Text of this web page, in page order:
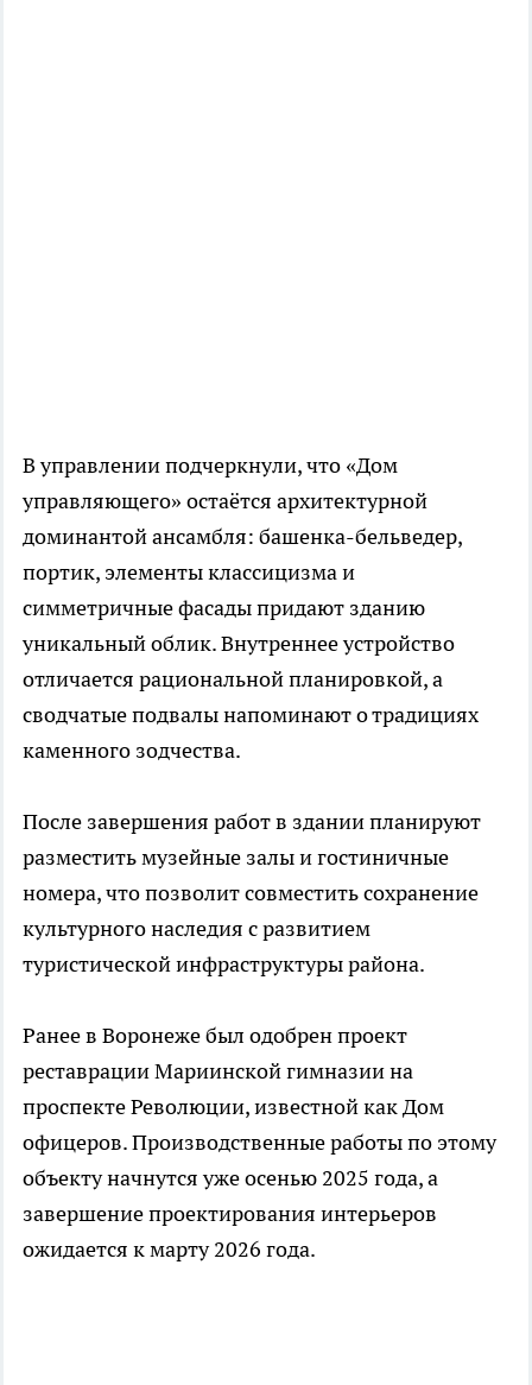
В управлении подчеркнули, что «Дом
управляющего» остаётся архитектурной
доминантой ансамбля: башенка-бельведер,
портик, элементы классицизма и
симметричные фасады придают зданию
уникальный облик. Внутреннее устройство
отличается рациональной планировкой, а
сводчатые подвалы напоминают о традициях
каменного зодчества.
После завершения работ в здании планируют
разместить музейные залы и гостиничные
номера, что позволит совместить сохранение
культурного наследия с развитием
туристической инфраструктуры района.
Ранее в Воронеже был одобрен проект
реставрации Мариинской гимназии на
проспекте Революции, известной как Дом
офицеров. Производственные работы по этому
объекту начнутся уже осенью 2025 года, а
завершение проектирования интерьеров
ожидается к марту 2026 года.